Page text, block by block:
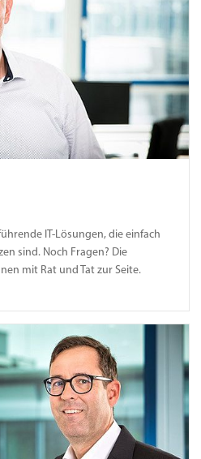
IT-Lösungen, die einfach
sind. Noch Fragen? Die
mit Rat und Tat zur Seite.